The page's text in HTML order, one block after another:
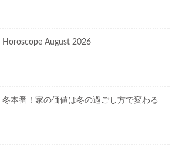
Horoscope August 2026
冬本番！家の価値は冬の過ごし方で変わる